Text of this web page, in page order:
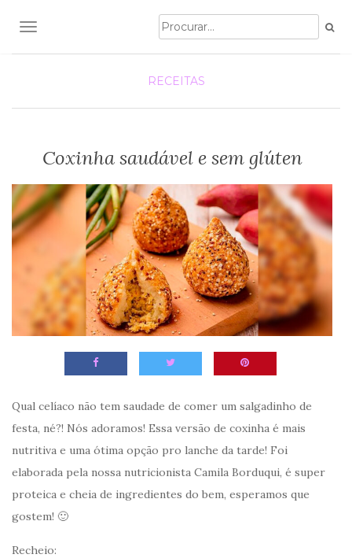
TOGGLE NAVIGATION
RECEITAS
Coxinha saudável e sem glúten
Qual celíaco não tem saudade de comer um salgadinho de
festa, né?! Nós adoramos! Essa versão de coxinha é mais
nutritiva e uma ótima opção pro lanche da tarde! Foi
elaborada pela nossa nutricionista Camila Borduqui, é super
proteica e cheia de ingredientes do bem, esperamos que
gostem! 🙂
Recheio: